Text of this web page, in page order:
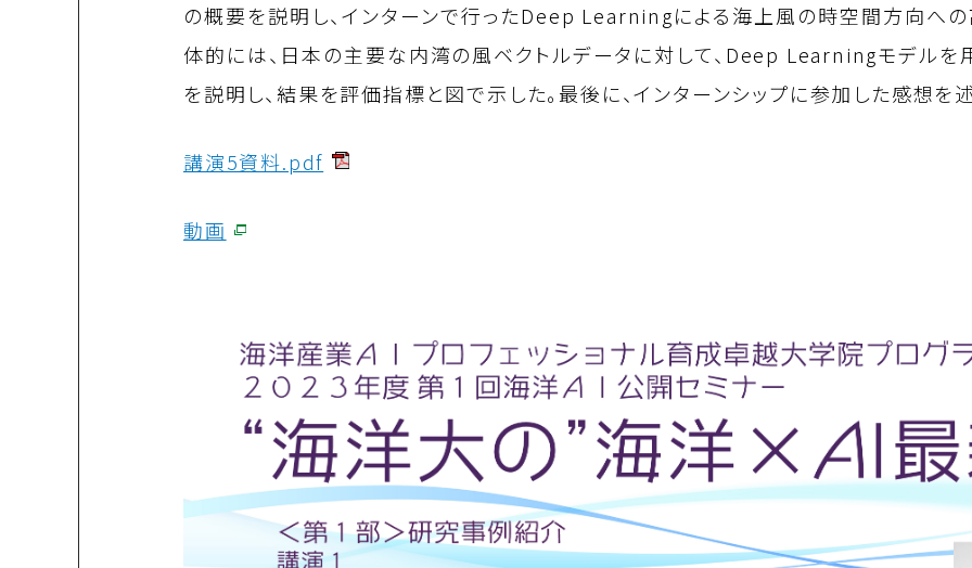
の概要を説明し、インターンで行ったDeep Learningによる海上風の時空間方向へ
体的には、日本の主要な内湾の風ベクトルデータに対して、Deep Learningモデル
を説明し、結果を評価指標と図で示した。最後に、インターンシップに参加した感想を
講演5資料.pdf
動画